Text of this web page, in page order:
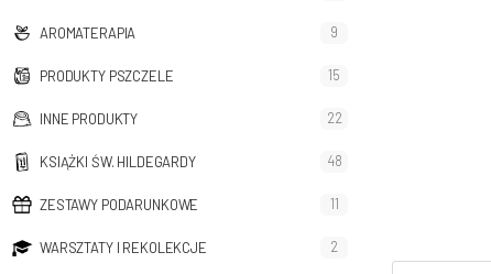
AROMATERAPIA 9
PRODUKTY PSZCZELE 15
INNE PRODUKTY 22
KSIĄŻKI ŚW. HILDEGARDY 48
ZESTAWY PODARUNKOWE 11
WARSZTATY I REKOLEKCJE 2